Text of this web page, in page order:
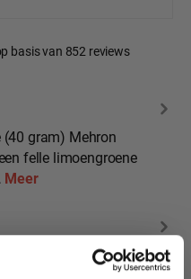
basis van 852 reviews
gram) Mehron
felle limoengroene
Meer